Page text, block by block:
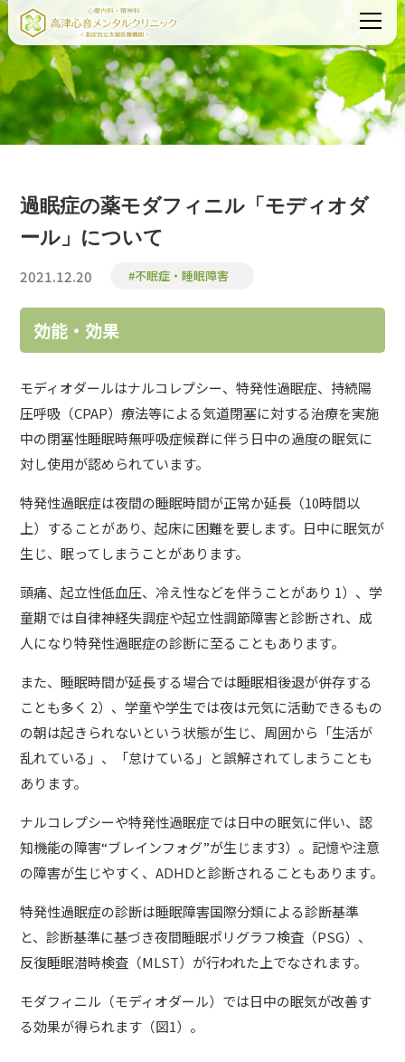
過眠症の薬モダフィニル「モディオダ
ール」について
2021.12.20 #不眠症・睡眠障害
効能・効果
モディオダールはナルコレプシー、特発性過眠症、持続陽
圧呼吸（CPAP）療法等による気道閉塞に対する治療を実施
中の閉塞性睡眠時無呼吸症候群に伴う日中の過度の眠気に
対し使用が認められています。
特発性過眠症は夜間の睡眠時間が正常か延長（10時間以
上）することがあり、起床に困難を要します。日中に眠気が
生じ、眠ってしまうことがあります。
頭痛、起立性低血圧、冷え性などを伴うことがあり 1）、学
童期では自律神経失調症や起立性調節障害と診断され、成
人になり特発性過眠症の診断に至ることもあります。
また、睡眠時間が延長する場合では睡眠相後退が併存する
ことも多く 2）、学童や学生では夜は元気に活動できるもの
の朝は起きられないという状態が生じ、周囲から「生活が
乱れている」、「怠けている」と誤解されてしまうことも
あります。
ナルコレプシーや特発性過眠症では日中の眠気に伴い、認
知機能の障害“ブレインフォグ”が生じます3）。記憶や注意
の障害が生じやすく、ADHDと診断されることもあります。
特発性過眠症の診断は睡眠障害国際分類による診断基準
と、診断基準に基づき夜間睡眠ポリグラフ検査（PSG）、
反復睡眠潜時検査（MLST）が行われた上でなされます。
モダフィニル（モディオダール）では日中の眠気が改善す
る効果が得られます（図1）。